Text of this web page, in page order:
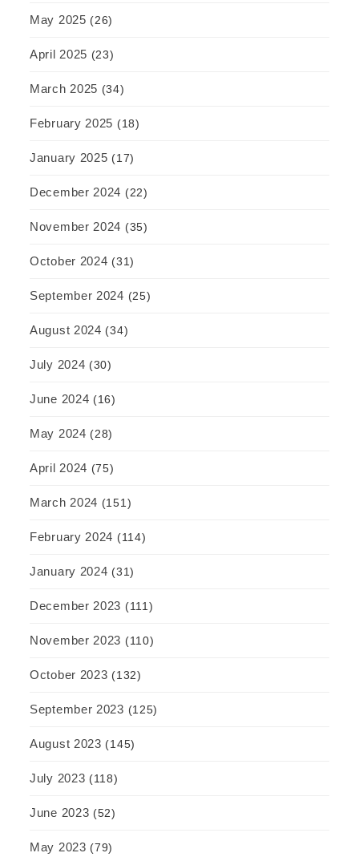
May 2025 (26)
April 2025 (23)
March 2025 (34)
February 2025 (18)
January 2025 (17)
December 2024 (22)
November 2024 (35)
October 2024 (31)
September 2024 (25)
August 2024 (34)
July 2024 (30)
June 2024 (16)
May 2024 (28)
April 2024 (75)
March 2024 (151)
February 2024 (114)
January 2024 (31)
December 2023 (111)
November 2023 (110)
October 2023 (132)
September 2023 (125)
August 2023 (145)
July 2023 (118)
June 2023 (52)
May 2023 (79)